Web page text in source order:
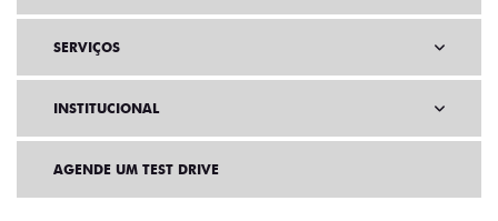
SERVIÇOS
INSTITUCIONAL
AGENDE UM TEST DRIVE